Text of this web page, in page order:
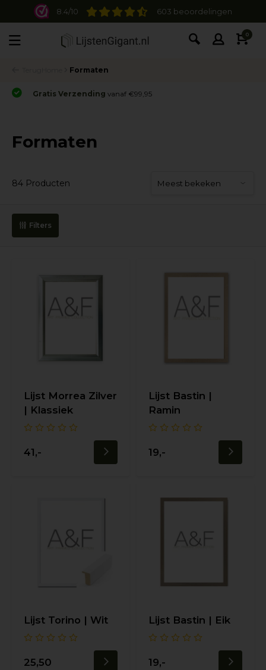
8.4/10 603 beoordelingen
0
Formaten
Gratis Verzending vanaf €99,95
Formaten
84 Producten
Filters
Lijst Morrea Zilver
| Klassiek
41,-
Lijst Bastin |
Ramin
19,-
Lijst Torino | Wit
25,50
Lijst Bastin | Eik
19,-